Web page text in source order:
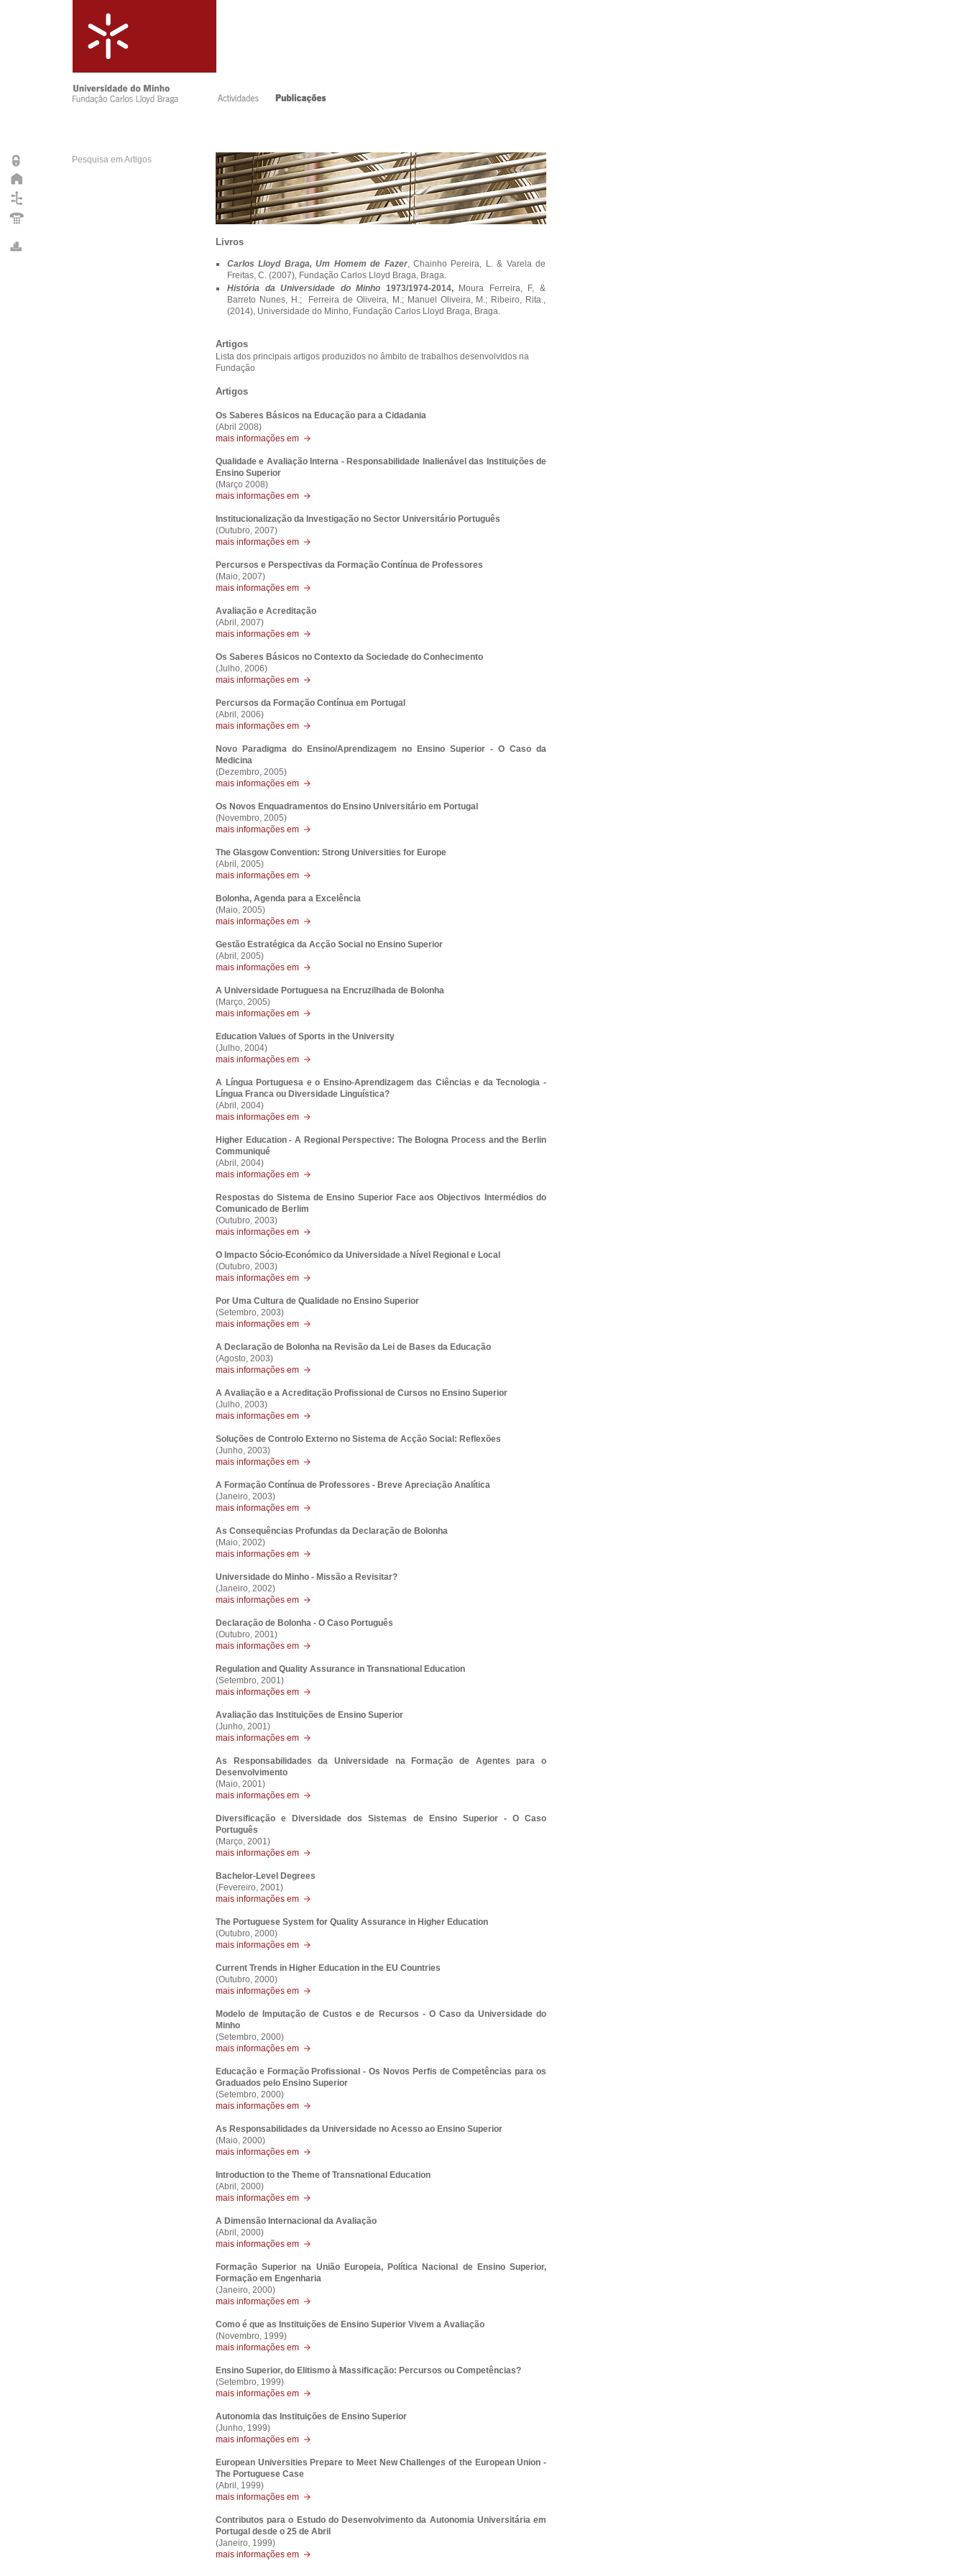
Pesquisa em Artigos
Livros
Carlos Lloyd Braga, Um Homem de Fazer, Chainho Pereira, L. & Varela de
Freitas, C. (2007), Fundação Carlos Lloyd Braga, Braga.
História da Universidade do Minho 1973/1974-2014,
Moura Ferreira, F, &
Barreto Nunes, H.; Ferreira de Oliveira, M.; Manuel Oliveira, M.; Ribeiro, Rita.,
(2014), Universidade do Minho, Fundação Carlos Lloyd Braga, Braga.
Artigos
Lista dos principais artigos produzidos no âmbito de trabalhos desenvolvidos na
Fundação
Artigos
Os Saberes Básicos na Educação para a Cidadania
(Abril 2008)
mais informações em
Qualidade e Avaliação Interna - Responsabilidade Inalienável das Instituições de
Ensino Superior
(Março 2008)
mais informações em
Institucionalização da Investigação no Sector Universitário Português
(Outubro, 2007)
mais informações em
Percursos e Perspectivas da Formação Contínua de Professores
(Maio, 2007)
mais informações em
Avaliação e Acreditação
(Abril, 2007)
mais informações em
Os Saberes Básicos no Contexto da Sociedade do Conhecimento
(Julho, 2006)
mais informações em
Percursos da Formação Contínua em Portugal
(Abril, 2006)
mais informações em
Novo Paradigma do Ensino/Aprendizagem no Ensino Superior - O Caso da
Medicina
(Dezembro, 2005)
mais informações em
Os Novos Enquadramentos do Ensino Universitário em Portugal
(Novembro, 2005)
mais informações em
The Glasgow Convention: Strong Universities for Europe
(Abril, 2005)
mais informações em
Bolonha, Agenda para a Excelência
(Maio, 2005)
mais informações em
Gestão Estratégica da Acção Social no Ensino Superior
(Abril, 2005)
mais informações em
A Universidade Portuguesa na Encruzilhada de Bolonha
(Março, 2005)
mais informações em
Education Values of Sports in the University
(Julho, 2004)
mais informações em
A Língua Portuguesa e o Ensino-Aprendizagem das Ciências e da Tecnologia -
Língua Franca ou Diversidade Linguística?
(Abril, 2004)
mais informações em
Higher Education - A Regional Perspective: The Bologna Process and the Berlin
Communiqué
(Abril, 2004)
mais informações em
Respostas do Sistema de Ensino Superior Face aos Objectivos Intermédios do
Comunicado de Berlim
(Outubro, 2003)
mais informações em
O Impacto Sócio-Económico da Universidade a Nível Regional e Local
(Outubro, 2003)
mais informações em
Por Uma Cultura de Qualidade no Ensino Superior
(Setembro, 2003)
mais informações em
A Declaração de Bolonha na Revisão da Lei de Bases da Educação
(Agosto, 2003)
mais informações em
A Avaliação e a Acreditação Profissional de Cursos no Ensino Superior
(Julho, 2003)
mais informações em
Soluções de Controlo Externo no Sistema de Acção Social: Reflexões
(Junho, 2003)
mais informações em
A Formação Contínua de Professores - Breve Apreciação Analítica
(Janeiro, 2003)
mais informações em
As Consequências Profundas da Declaração de Bolonha
(Maio, 2002)
mais informações em
Universidade do Minho - Missão a Revisitar?
(Janeiro, 2002)
mais informações em
Declaração de Bolonha - O Caso Português
(Outubro, 2001)
mais informações em
Regulation and Quality Assurance in Transnational Education
(Setembro, 2001)
mais informações em
Avaliação das Instituições de Ensino Superior
(Junho, 2001)
mais informações em
As Responsabilidades da Universidade na Formação de Agentes para o
Desenvolvimento
(Maio, 2001)
mais informações em
Diversificação e Diversidade dos Sistemas de Ensino Superior - O Caso
Português
(Março, 2001)
mais informações em
Bachelor-Level Degrees
(Fevereiro, 2001)
mais informações em
The Portuguese System for Quality Assurance in Higher Education
(Outubro, 2000)
mais informações em
Current Trends in Higher Education in the EU Countries
(Outubro, 2000)
mais informações em
Modelo de Imputação de Custos e de Recursos - O Caso da Universidade do
Minho
(Setembro, 2000)
mais informações em
Educação e Formação Profissional - Os Novos Perfis de Competências para os
Graduados pelo Ensino Superior
(Setembro, 2000)
mais informações em
As Responsabilidades da Universidade no Acesso ao Ensino Superior
(Maio, 2000)
mais informações em
Introduction to the Theme of Transnational Education
(Abril, 2000)
mais informações em
A Dimensão Internacional da Avaliação
(Abril, 2000)
mais informações em
Formação Superior na União Europeia, Política Nacional de Ensino Superior,
Formação em Engenharia
(Janeiro, 2000)
mais informações em
Como é que as Instituições de Ensino Superior Vivem a Avaliação
(Novembro, 1999)
mais informações em
Ensino Superior, do Elitismo à Massificação: Percursos ou Competências?
(Setembro, 1999)
mais informações em
Autonomia das Instituições de Ensino Superior
(Junho, 1999)
mais informações em
European Universities Prepare to Meet New Challenges of the European Union -
The Portuguese Case
(Abril, 1999)
mais informações em
Contributos para o Estudo do Desenvolvimento da Autonomia Universitária em
Portugal desde o 25 de Abril
(Janeiro, 1999)
mais informações em